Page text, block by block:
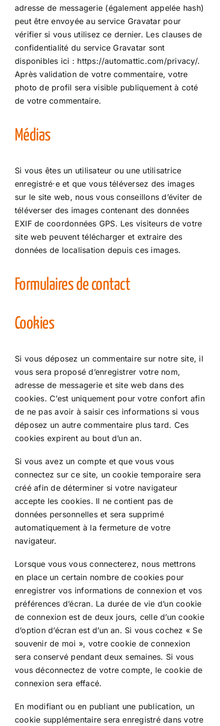
adresse de messagerie (également appelée hash)
peut être envoyée au service Gravatar pour
vérifier si vous utilisez ce dernier. Les clauses de
confidentialité du service Gravatar sont
disponibles ici : https://automattic.com/privacy/.
Après validation de votre commentaire, votre
photo de profil sera visible publiquement à coté
de votre commentaire.
Médias
Si vous êtes un utilisateur ou une utilisatrice
enregistré·e et que vous téléversez des images
sur le site web, nous vous conseillons d’éviter de
téléverser des images contenant des données
EXIF de coordonnées GPS. Les visiteurs de votre
site web peuvent télécharger et extraire des
données de localisation depuis ces images.
Formulaires de contact
Cookies
Si vous déposez un commentaire sur notre site, il
vous sera proposé d’enregistrer votre nom,
adresse de messagerie et site web dans des
cookies. C’est uniquement pour votre confort afin
de ne pas avoir à saisir ces informations si vous
déposez un autre commentaire plus tard. Ces
cookies expirent au bout d’un an.
Si vous avez un compte et que vous vous
connectez sur ce site, un cookie temporaire sera
créé afin de déterminer si votre navigateur
accepte les cookies. Il ne contient pas de
données personnelles et sera supprimé
automatiquement à la fermeture de votre
navigateur.
Lorsque vous vous connecterez, nous mettrons
en place un certain nombre de cookies pour
enregistrer vos informations de connexion et vos
préférences d’écran. La durée de vie d’un cookie
de connexion est de deux jours, celle d’un cookie
d’option d’écran est d’un an. Si vous cochez « Se
souvenir de moi », votre cookie de connexion
sera conservé pendant deux semaines. Si vous
vous déconnectez de votre compte, le cookie de
connexion sera effacé.
En modifiant ou en publiant une publication, un
cookie supplémentaire sera enregistré dans votre